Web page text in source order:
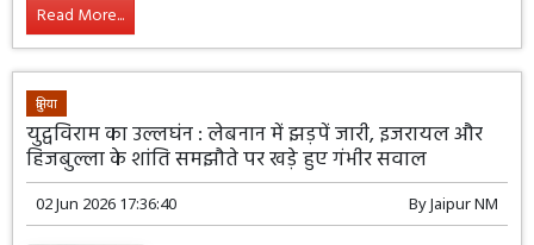
Read More...
दुनिया
युद्वविराम का उल्लघंन : लेबनान में झड़पें जारी, इजरायल और
हिजबुल्ला के शांति समझौते पर खड़े हुए गंभीर सवाल
02 Jun 2026 17:36:40 ByJaipur NM